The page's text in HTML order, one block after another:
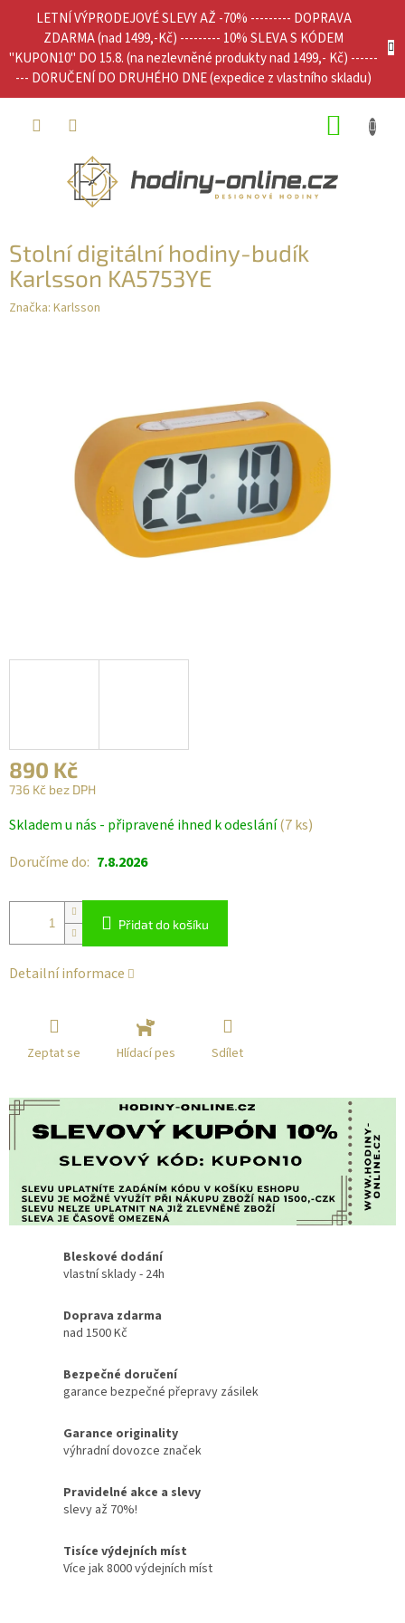
LETNÍ VÝPRODEJOVÉ SLEVY AŽ -70% --------- DOPRAVA
ZDARMA (nad 1499,-Kč) --------- 10% SLEVA S KÓDEM
"KUPON10" DO 15.8. (na nezlevněné produkty nad 1499,- Kč) ------
--- DORUČENÍ DO DRUHÉHO DNE (expedice z vlastního skladu)
Stolní digitální hodiny-budík
Karlsson KA5753YE
Značka: Karlsson
890 Kč
736 Kč bez DPH
cena:
Skladem u nás - připravené ihned k odeslání(7 ks)
Doručíme do: 7.8.2026
Přidat do košíku
Detailní informace
Zeptat se Hlídací pes Sdílet
Bleskové dodání
vlastní sklady - 24h
Doprava zdarma
nad 1500 Kč
Bezpečné doručení
garance bezpečné přepravy zásilek
Garance originality
výhradní dovozce značek
Pravidelné akce a slevy
slevy až 70%!
Tisíce výdejních míst
Více jak 8000 výdejních míst